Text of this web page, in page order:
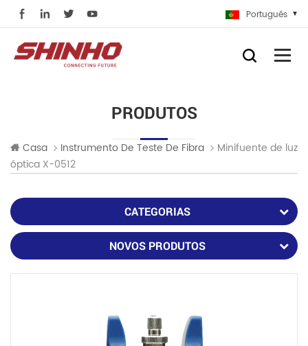
Português
PRODUTOS
Casa Instrumento De Teste De Fibra
Minifuente de luz
óptica X-0512
CATEGORIAS
NOVOS PRODUTOS